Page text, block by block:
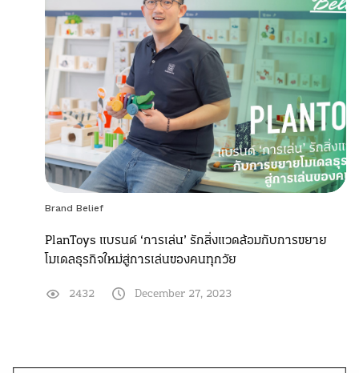
Brand Belief
PlanToys แบรนด์ ‘การเล่น’ รักสิ่งแวดล้อมกับการขยาย
โมเดลธุรกิจใหม่สู่การเล่นของคนทุกวัย
2432 December 27, 2023